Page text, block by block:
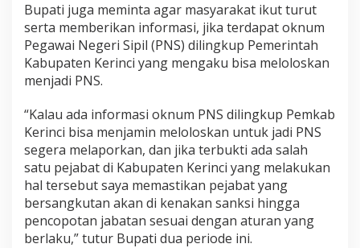
Bupati juga meminta agar masyarakat ikut turut
serta memberikan informasi, jika terdapat oknum
Pegawai Negeri Sipil (PNS) dilingkup Pemerintah
Kabupaten Kerinci yang mengaku bisa meloloskan
menjadi PNS.
“Kalau ada informasi oknum PNS dilingkup Pemkab
Kerinci bisa menjamin meloloskan untuk jadi PNS
segera melaporkan, dan jika terbukti ada salah
satu pejabat di Kabupaten Kerinci yang melakukan
hal tersebut saya memastikan pejabat yang
bersangkutan akan di kenakan sanksi hingga
pencopotan jabatan sesuai dengan aturan yang
berlaku,” tutur Bupati dua periode ini.